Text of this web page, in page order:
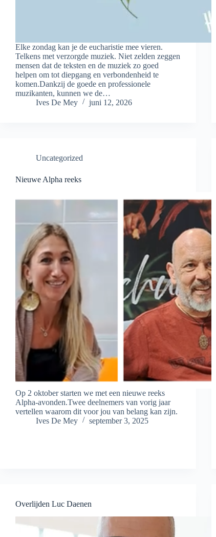
Elke zondag kan je de eucharistie mee vieren.
Telkens met verzorgde muziek. Niet zelden zeggen
mensen dat de teksten en de muziek zo goed
helpen om tot diepgang en verbondenheid te
komen.Dankzij de goede en professionele
muzikanten, kunnen we de…
Ives De Mey
juni 12, 2026
Uncategorized
Nieuwe Alpha reeks
Op 2 oktober starten we met een nieuwe reeks
Alpha-avonden.Twee deelnemers van vorig jaar
vertellen waarom dit voor jou van belang kan zijn.
Ives De Mey
september 3, 2025
Overlijden Luc Daenen